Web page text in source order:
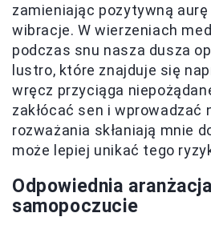
zamieniając pozytywną
wibracje. W wierzeniach
podczas snu nasza dusza
lustro, które znajduje się
wręcz przyciąga
zakłócać sen i wprowadzać
rozważania skłaniają mnie
może lepiej unikać tego
Odpowiednia
samopoczucie